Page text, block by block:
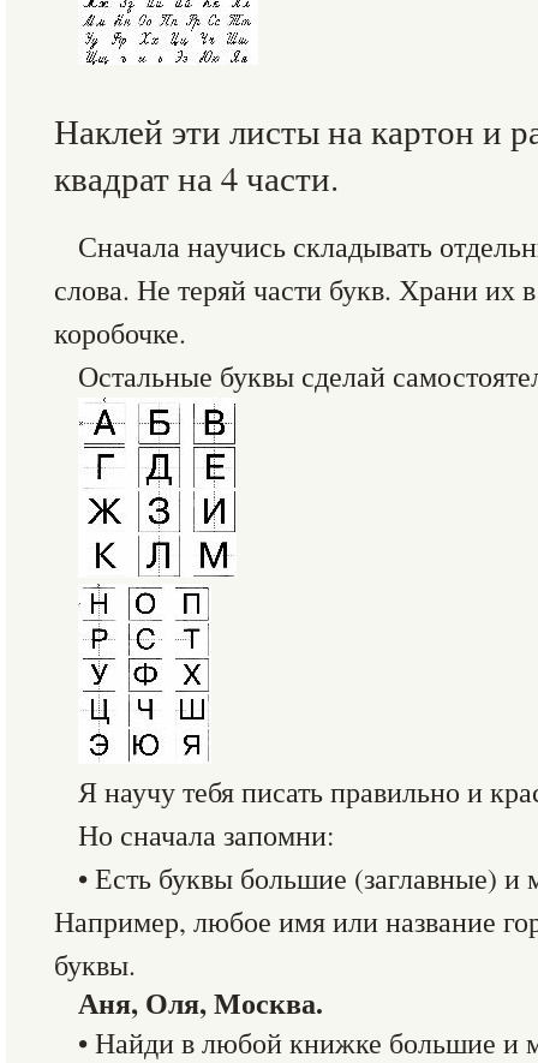
Наклей эти листы на картон и
квадрат на 4 части.
Сначала научись складывать
слова. Не теряй части букв. Храни их
коробочке.
Остальные буквы сделай
Я научу тебя писать правильно и
Но сначала запомни:
• Есть буквы большие (заглавные) и
Например, любое имя или название
буквы.
Аня, Оля, Москва.
• Найди в любой книжке большие и